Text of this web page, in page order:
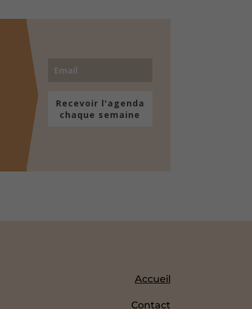
Recevoir l'agenda
chaque semaine
Accueil
Contact